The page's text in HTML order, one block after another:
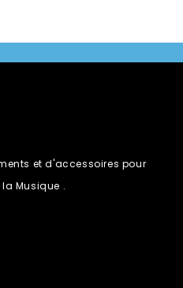
et d'accessoires pour
Musique .